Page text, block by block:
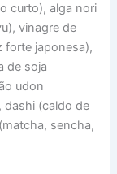
curto), alga nori
vinagre de
forte japonesa),
de soja
udon
dashi (caldo de
sencha,